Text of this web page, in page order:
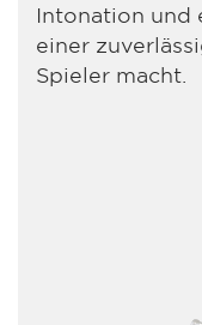
Intonation und
einer
Spieler macht.